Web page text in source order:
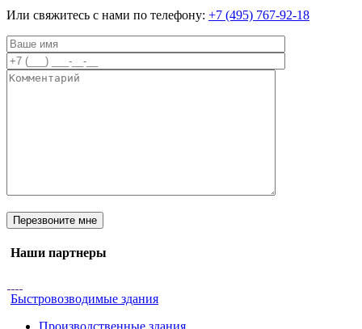
Или свяжитесь с нами по телефону: +7 (495) 767-92-18
Наши партнеры
Быстровозводимые здания